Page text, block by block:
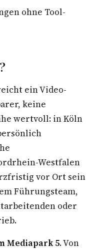
ohne Tool-
ein Video-
keine
wertvoll: in Köln
Westfalen
vor Ort sein
Führungsteam,
oder
Mediapark 5. Von